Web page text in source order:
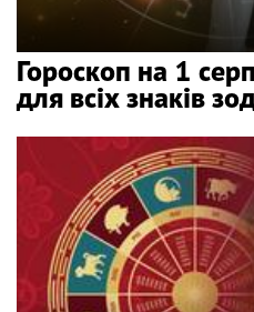
Гороскоп на 1
для всіх знаків